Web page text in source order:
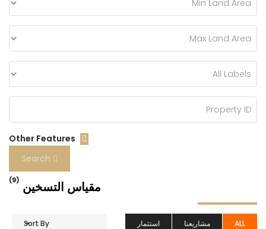
مقياس التسخين (9)
ALL مشاريعنا استثمار Sort By